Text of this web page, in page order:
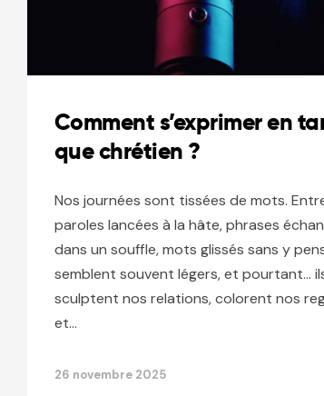
Comment s’exprimer en
que chrétien ?
Nos journées sont tissées de mots.
paroles lancées à la hâte, phrases
dans un souffle, mots glissés sans y
semblent souvent légers, et pourtant…
sculptent nos relations, colorent nos
et…
26 novembre 2025